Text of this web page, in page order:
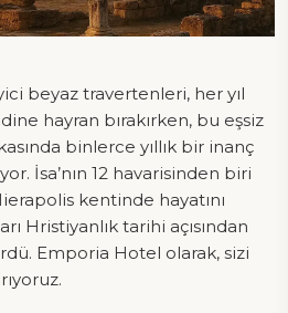
beyaz travertenleri, her yıl
hayran bırakırken, bu eşsiz
binlerce yıllık bir inanç
İsa’nın 12 havarisinden biri
kentinde hayatını
Hristiyanlık tarihi açısından
Emporia Hotel olarak, sizi